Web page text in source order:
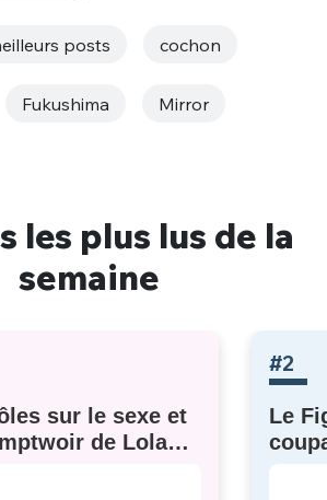
posts cochon
Fukushima Mirror
les plus lus de la
semaine
sur le sexe et
de Lola
#2
Le